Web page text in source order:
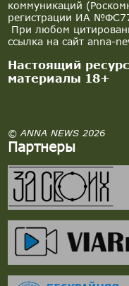
коммуникаций
регистрации ИА
При любом
ссылка на сайт anna-
Настоящий
материалы 18+
© ANNA NEWS 2026
Партнеры